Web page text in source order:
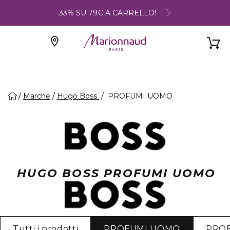
-33% SU 79€ A CARRELLO!
Marche Hugo Boss PROFUMI UOMO
HUGO BOSS PROFUMI UOMO